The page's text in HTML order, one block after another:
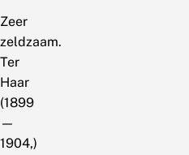
Zeer
zeldzaam.
Ter
Haar
(1899
—
1904,)